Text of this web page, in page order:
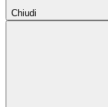
Chiudi